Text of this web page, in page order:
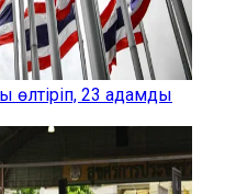
өлтіріп, 23 адамды